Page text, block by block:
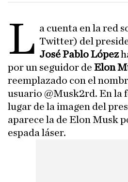
L a cuenta en la red
Twitter) del
José Pablo López
por un seguidor de Elon
reemplazado con el
usuario @Musk2rd. En la
lugar de la imagen del
aparece la de Elon Musk
espada láser.